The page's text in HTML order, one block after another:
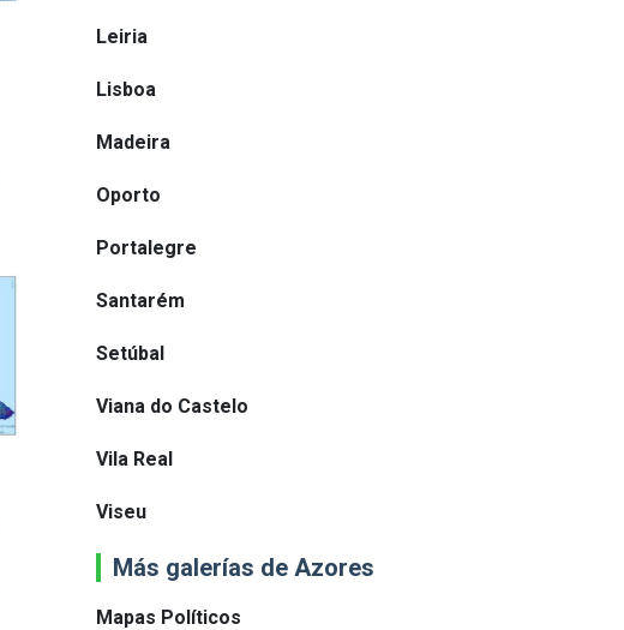
Leiria
Lisboa
Madeira
Oporto
Portalegre
Santarém
Setúbal
Viana do Castelo
Vila Real
Viseu
Más galerías de Azores
Mapas Políticos